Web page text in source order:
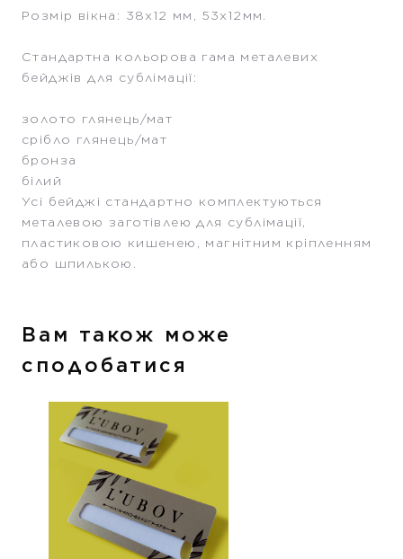
Розмір вікна: 38х12 мм, 53х12мм.
Стандартна кольорова гама металевих
бейджів для сублімації:
золото глянець/мат
срібло глянець/мат
бронза
білий
Усі бейджі стандартно комплектуються
металевою заготівлею для сублімації,
пластиковою кишенею, магнітним кріпленням
або шпилькою.
Вам також може
сподобатися